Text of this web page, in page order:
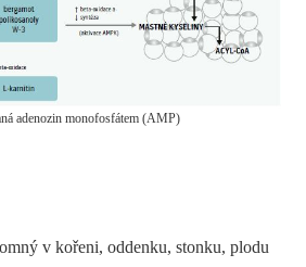
adenozin monofosfátem (AMP)
v kořeni, oddenku, stonku, plodu